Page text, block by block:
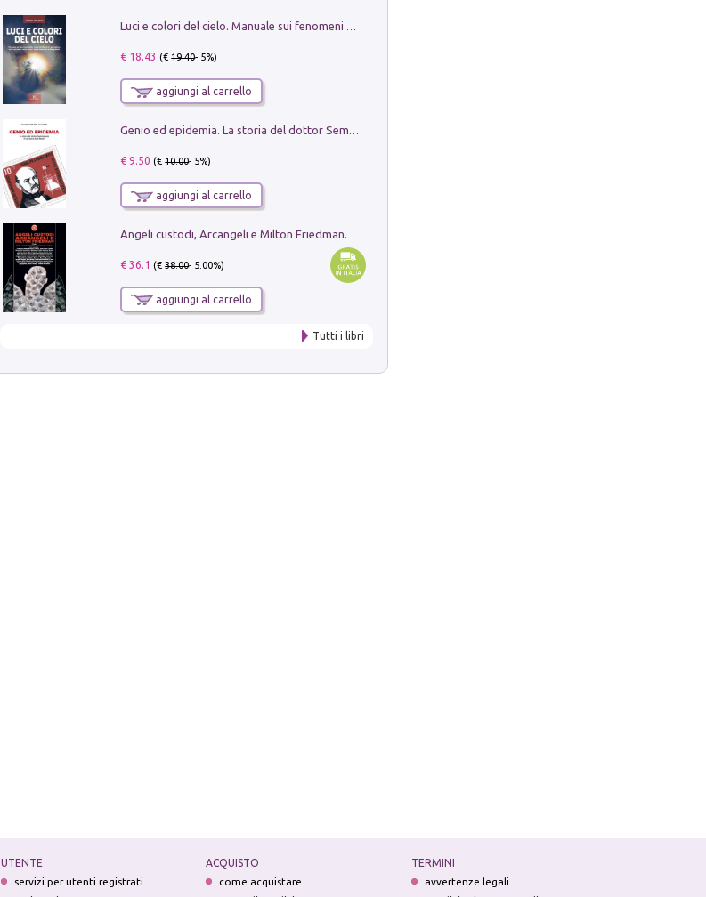
€ 18.43 (€19.40- 5%)
aggiungi al carrello
€ 9.50 (€10.00- 5%)
aggiungi al carrello
Angeli custodi, Arcangeli e Milton Friedman.
€ 36.1 (€38.00- 5.00%)
aggiungi al carrello
Tutti i libri
UTENTE
servizi per utenti registrati
ACQUISTO
come acquistare
TERMINI
avvertenze legali